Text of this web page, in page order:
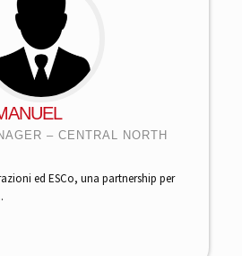
– CENTRAL NORTH
ed ESCo, una partnership per